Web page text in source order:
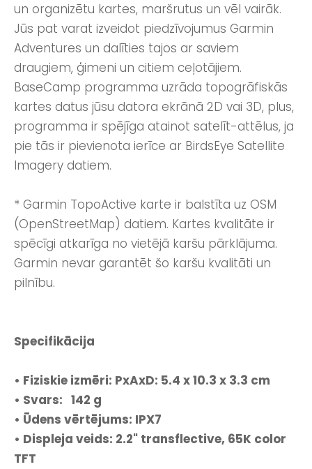
un organizētu kartes, maršrutus un vēl vairāk.
Jūs pat varat izveidot piedzīvojumus Garmin
Adventures un dalīties tajos ar saviem
draugiem, ģimeni un citiem ceļotājiem.
BaseCamp programma uzrāda topogrāfiskās
kartes datus jūsu datora ekrānā 2D vai 3D, plus,
programma ir spējīga atainot satelīt-attēlus, ja
pie tās ir pievienota ierīce ar BirdsEye Satellite
Imagery datiem.
* Garmin TopoActive karte ir balstīta uz OSM
(OpenStreetMap) datiem. Kartes kvalitāte ir
spēcīgi atkarīga no vietējā karšu pārklājuma.
Garmin nevar garantēt šo karšu kvalitāti un
pilnību.
Specifikācija
• Fiziskie izmēri: PxAxD: 5.4 x 10.3 x 3.3 cm
• Svars: 142 g
• Ūdens vērtējums: IPX7
• Displeja veids: 2.2" transflective, 65K color
TFT